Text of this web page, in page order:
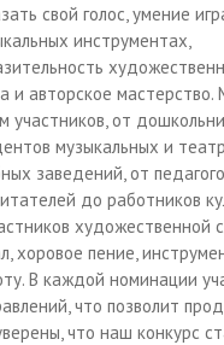
свой голос, умение
инструментах,
и авторское мастерство.
участников, от
музыкальных и
заведений, от
до работников
художественной
хоровое пение,
В каждой номинации
что позволит
что наш конкурс